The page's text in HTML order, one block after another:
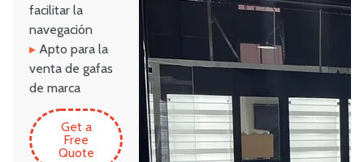
facilitar la
navegación
▸ Apto para la
venta de gafas
de marca
Get a
Free
Quote